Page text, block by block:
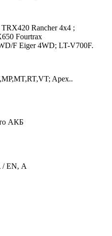
Rancher 4x4 ;
Fourtrax
F Eiger 4WD; LT-V700F.
Apex..
АКБ
/ EN, А